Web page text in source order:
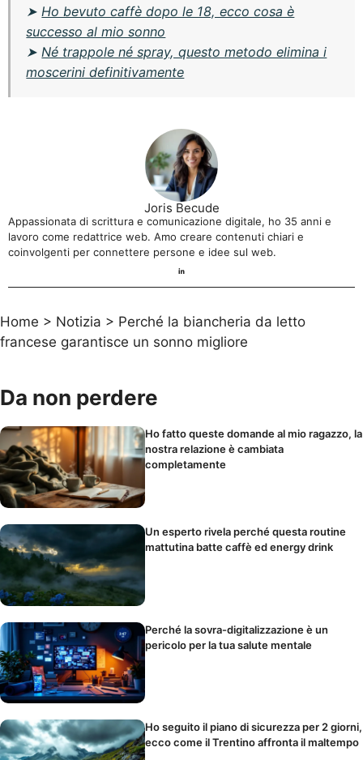
➤ Ho bevuto caffè dopo le 18, ecco cosa è
successo al mio sonno
➤ Né trappole né spray, questo metodo elimina i
moscerini definitivamente
Joris Becude
Appassionata di scrittura e comunicazione digitale, ho 35 anni e
lavoro come redattrice web. Amo creare contenuti chiari e
coinvolgenti per connettere persone e idee sul web.
Home > Notizia > Perché la biancheria da letto
francese garantisce un sonno migliore
Da non perdere
Ho fatto queste domande al mio ragazzo, la
nostra relazione è cambiata
completamente
Un esperto rivela perché questa routine
mattutina batte caffè ed energy drink
Perché la sovra-digitalizzazione è un
pericolo per la tua salute mentale
Ho seguito il piano di sicurezza per 2 giorni,
ecco come il Trentino affronta il maltempo